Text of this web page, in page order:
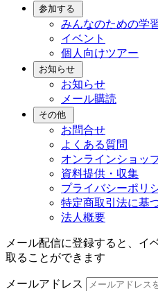
参加する
みんなのための学
イベント
個人向けツアー
お知らせ
お知らせ
メール購読
その他
お問合せ
よくある質問
オンラインショッ
資料提供・収集
プライバシーポリ
特定商取引法に基
法人概要
メール配信に登録すると、イ
取ることができます
メールアドレス